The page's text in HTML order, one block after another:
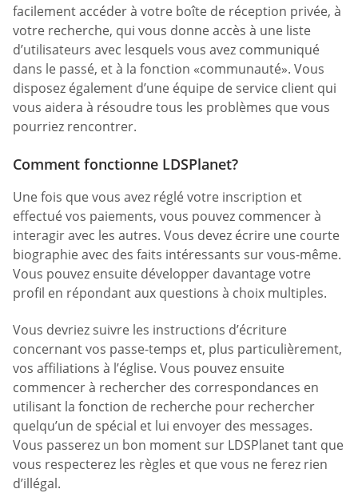
facilement accéder à votre boîte de réception privée, à
votre recherche, qui vous donne accès à une liste
d’utilisateurs avec lesquels vous avez communiqué
dans le passé, et à la fonction «communauté». Vous
disposez également d’une équipe de service client qui
vous aidera à résoudre tous les problèmes que vous
pourriez rencontrer.
Comment fonctionne LDSPlanet?
Une fois que vous avez réglé votre inscription et
effectué vos paiements, vous pouvez commencer à
interagir avec les autres. Vous devez écrire une courte
biographie avec des faits intéressants sur vous-même.
Vous pouvez ensuite développer davantage votre
profil en répondant aux questions à choix multiples.
Vous devriez suivre les instructions d’écriture
concernant vos passe-temps et, plus particulièrement,
vos affiliations à l’église. Vous pouvez ensuite
commencer à rechercher des correspondances en
utilisant la fonction de recherche pour rechercher
quelqu’un de spécial et lui envoyer des messages.
Vous passerez un bon moment sur LDSPlanet tant que
vous respecterez les règles et que vous ne ferez rien
d’illégal.